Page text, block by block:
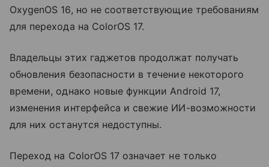
OxygenOS 16, но не соответствующие требованиям
для перехода на ColorOS 17.
Владельцы этих гаджетов продолжат получать
обновления безопасности в течение некоторого
времени, однако новые функции Android 17,
изменения интерфейса и свежие ИИ-возможности
для них останутся недоступны.
Переход на ColorOS 17 означает не только